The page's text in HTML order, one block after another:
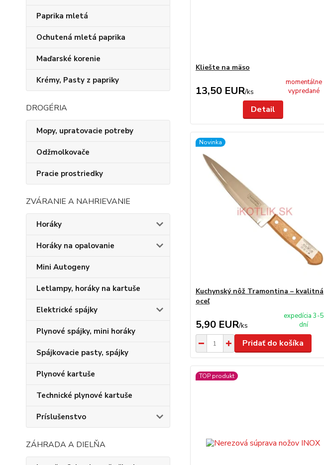
Paprika mletá
Ochutená mletá paprika
Maďarské korenie
Krémy, Pasty z papriky
DROGÉRIA
Mopy, upratovacie potreby
Odžmolkovače
Pracie prostriedky
ZVÁRANIE A NAHRIEVANIE
Horáky
Horáky na opalovanie
Mini Autogeny
Letlampy, horáky na kartuše
Elektrické spájky
Plynové spájky, mini horáky
Spájkovacie pasty, spájky
Plynové kartuše
Technické plynové kartuše
Príslušenstvo
ZÁHRADA A DIELŇA
Kliešte na mäso
13,50 EUR/ks
momentálne
vypredané
Detail
Novinka
Kuchynský nôž Tramontina – kvalitná
oceľ
5,90 EUR/ks
expedícia 3-5
dní
Pridať do košíka
TOP produkt